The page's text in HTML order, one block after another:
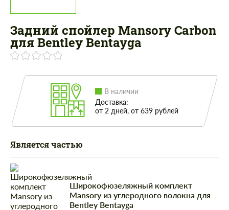
Задний спойлер Mansory Carbon
для Bentley Bentayga
В наличии
Доставка:
от 2 дней, от 639 рублей
Является частью
Широкофюзеляжный комплект
Mansory из углеродного волокна для
Bentley Bentayga